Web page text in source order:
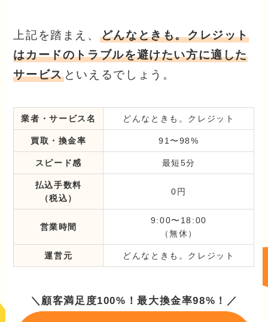
上記を踏まえ、 どんなときも。クレジット
はカードのトラブルを避けたい方に適した
サービスといえるでしょう。
業者・サービス名 どんなときも。クレジット
買取・換金率 91〜98%
スピード感 最短5分
払込手数料
（税込）
0円
営業時間
9:00〜18:00
（無休）
運営元 どんなときも。クレジット
＼顧客満足度100%！最大換金率98%！／